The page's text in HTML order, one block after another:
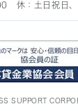
休：土日祝日、
SUPPORT